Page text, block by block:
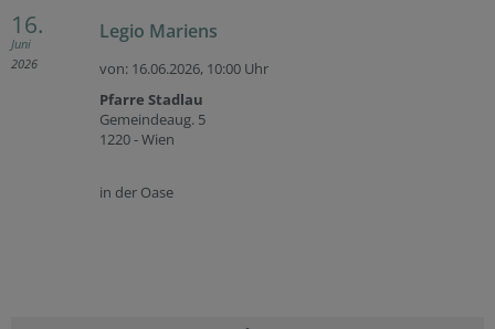
16.
Juni
2026
Legio Mariens
von: 16.06.2026, 10:00 Uhr
Pfarre Stadlau
Gemeindeaug. 5
1220 - Wien
in der Oase